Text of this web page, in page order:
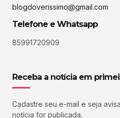
blogdoverissimo@gmail.com
Telefone e Whatsapp
85991720909
Receba a notícia em
Cadastre seu e-mail e seja
notícia for publicada.